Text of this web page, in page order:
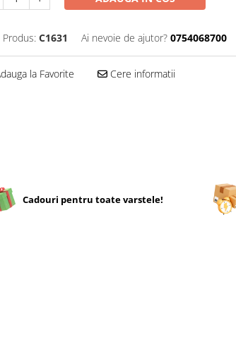
Produs: C1631 Ai nevoie de ajutor? 0754068700
la Favorite Cere informatii
Cadouri pentru toate varstele!